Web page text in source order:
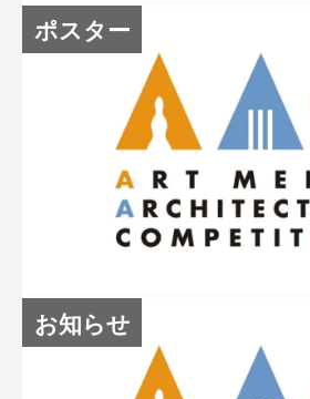
AAC2026 立体コンペ募集ス
た
ポスター
AAC2026ポスター最終審査
を公開しました
お知らせ